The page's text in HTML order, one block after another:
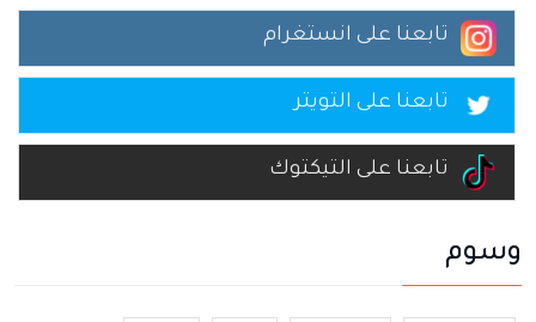
تابعنا على انستغرام
تابعنا على التويتر
تابعنا على التيكتوك
وسوم